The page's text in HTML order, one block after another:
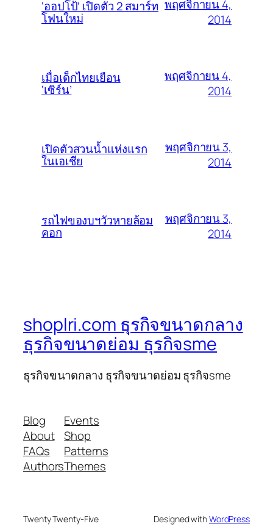
‘ออปโป้’ เปิดตัว 2 สมาร์ท
โฟนใหม่
พฤศจิกายน 4,
2014
เมื่อเด็กไทยเยือน
‘เซิร์น’
พฤศจิกายน 4,
2014
เปิดตัวสวนน้ำแห่งแรก
ในเอเชีย
พฤศจิกายน 3,
2014
รถไฟของบฯวัวหายล้อม
คอก
พฤศจิกายน 3,
2014
shoplri.com ธุรกิจขนาดกลาง
ธุรกิจขนาดย่อม ธุรกิจsme
ธุรกิจขนาดกลาง ธุรกิจขนาดย่อม ธุรกิจsme
Blog
About
FAQs
Authors
Events
Shop
Patterns
Themes
Twenty Twenty-Five Designed withWordPress